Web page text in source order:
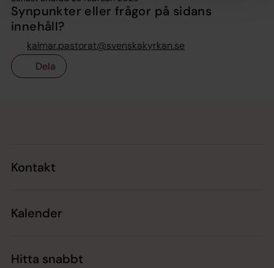
Synpunkter eller frågor på sidans
innehåll?
kalmar.pastorat@svenskakyrkan.se
Dela
Kontakt
Kalender
Hitta snabbt